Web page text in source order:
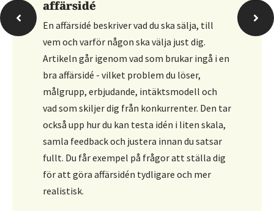
Artikeln går igenom hur du bokför en
personalfest och vilka konton som
vanligtvis används. Den förklarar att
kostnaden ofta bokförs som
personalrepresentation, där du kan dela upp
i avdragsgill och ej avdragsgill del. Du får
konkreta kontoförslag och vägledning i hur
du håller ordning på underlagen.
Läs mer